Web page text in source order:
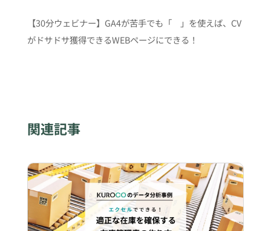
【30分ウェビナー】GA4が苦手でも「 」を使えば、CV
がドサドサ獲得できるWEBページにできる！
関連記事